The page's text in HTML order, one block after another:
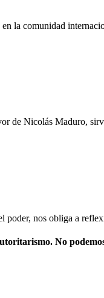
la comunidad
de Nicolás Maduro,
poder, nos obliga a
No